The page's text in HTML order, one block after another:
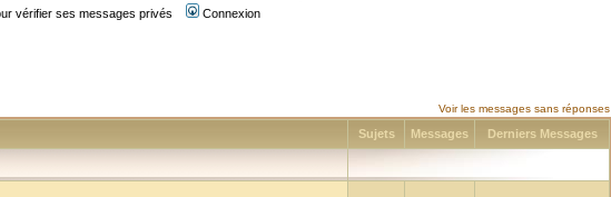
vérifier ses messages privés Connexion
Voir les messages sans réponses
Sujets Messages Derniers Messages